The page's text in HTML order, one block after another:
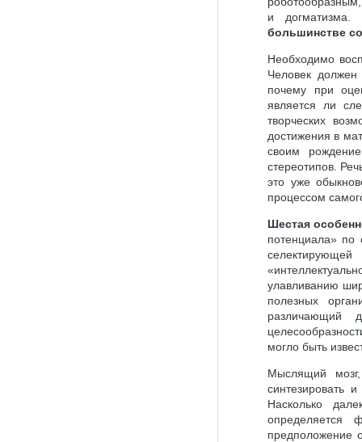
и
большинстве
Необходимо
Человек
почему при
является ли
творческих
достижения в
своим
стереотипов.
это уже
процессом
Шестая
потенциала» по
улавливанию
полезных
различающий
могло быть
Мыслящий мозг,
синтезировать
Насколько
определяется
предположение